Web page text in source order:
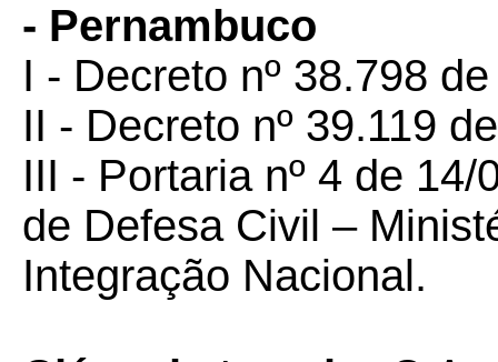
- Pernambuco
I - Decreto nº 38.798
II - Decreto nº 39.119
III - Portaria nº 4 de
de Defesa Civil –
Integração Nacional.